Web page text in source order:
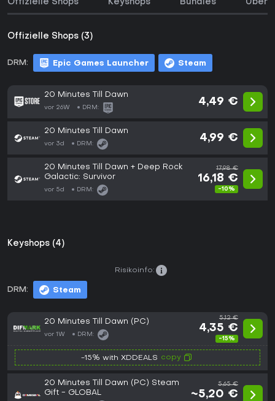
Offizielle Shops Keyshops Bundles Über
Offizielle Shops (3)
DRM: Epic Games Launcher Steam
20 Minutes Till Dawn
vor 26W DRM:
4,49 €
20 Minutes Till Dawn
vor 3d DRM:
4,99 €
20 Minutes Till Dawn + Deep Rock
Galactic: Survivor
vor 5d DRM:
17,98 €
16,18 €
-10%
Keyshops (4)
DRM: Steam
Risikoinfo:
20 Minutes Till Dawn (PC)
vor 1W DRM:
5,12 €
4,35 €
-15%
-15% with XDDEALS copy
20 Minutes Till Dawn (PC) Steam
Gift - GLOBAL
5,65 €
~5,20 €